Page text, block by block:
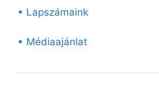
• Lapszámaink
• Médiaajánlat